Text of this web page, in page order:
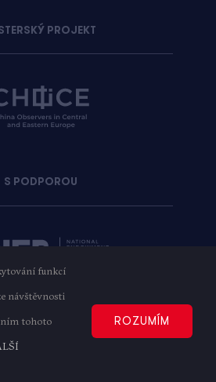
PROJEKT
S PODPOROU
AMO| Všechna práva vyhrazena
funkcí
návštěvnosti
tohoto
ROZUMÍM